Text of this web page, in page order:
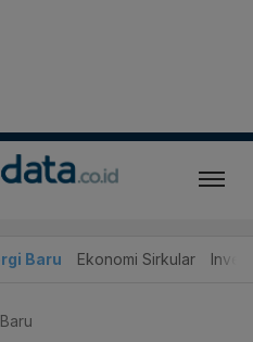
Baru Ekonomi Sirkular